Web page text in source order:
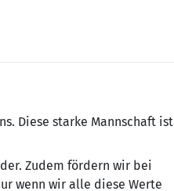
Diese starke Mannschaft ist
Zudem fördern wir bei
wenn wir alle diese Werte